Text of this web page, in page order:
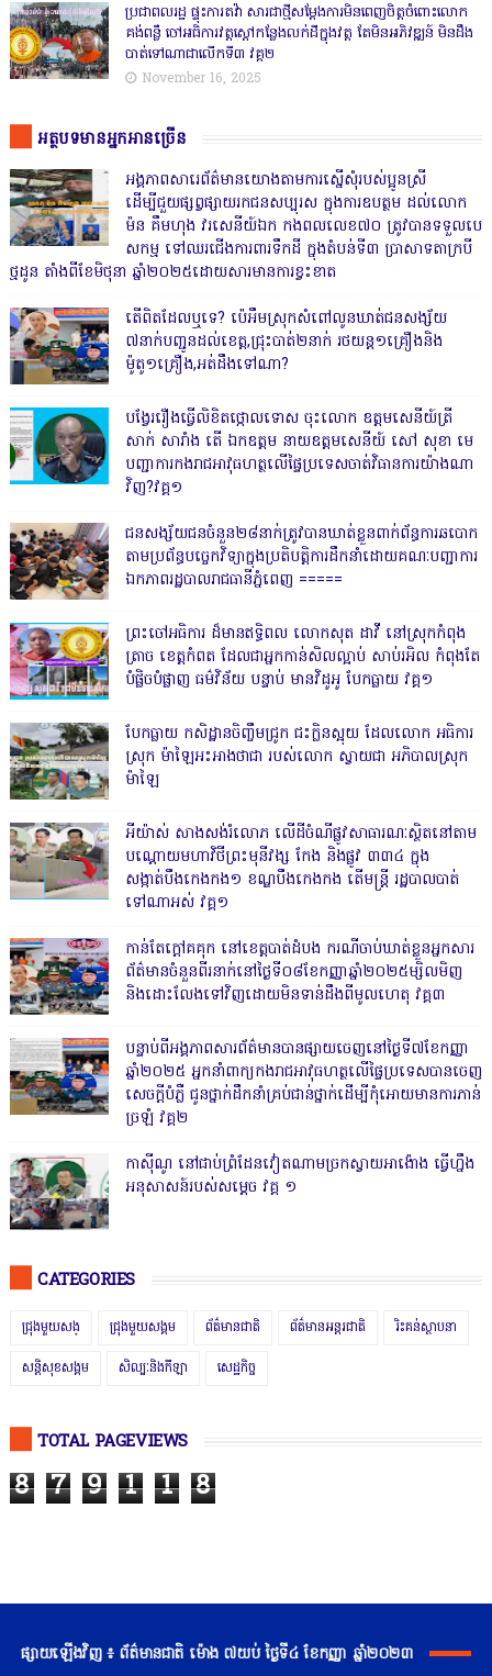
ប្រជាពលរដ្ឋ ផ្ទុះការតវ៉ា សារជាថ្មីសម្តែងការមិនពេញចិត្តចំពោះលោក
គង់ពន្លឺ ចៅអធិការវត្តស្ដៅកន្លែងលក់ដីក្នុងវត្ត តែមិនអភិវឌ្ឍន៍ មិនដឹង
បាត់ទៅណាជាលើកទី៣ វគ្គ២
November 16, 2025
អត្ថបទមានអ្នកអានច្រើន
អង្គភាពសារេព័ត៌មានយោងតាមការស្នើសុំរបស់ប្អូនស្រី
ដើម្បីជួយផ្សព្វផ្សាយរកជនសប្បុរស ក្នុងការឧបត្ថម ដល់លោក
ម៉ន គឹមហុង វរសេនីយ៍ឯក កងពលលេខ៧០ ត្រូវបានទទួលបេ
សកម្ម ទៅឈរជើងការពារទឹកដី ក្នុងតំបន់ទី៣ ប្រាសាទតាក្របី
ថ្មដូន តាំងពីខែមិថុនា ឆ្នាំ២០២៥ដោយសារមានការខ្វះខាត
តើពិតដែលឬទេ? ប៉េអឹមស្រុកសំពៅលូនឃាត់ជនសង្ស័យ
៧នាក់បញ្ជូនដល់ខេត្ត,ជ្រុះបាត់២នាក់ រថយន្ត១គ្រឿងនិង
ម៉ូតូ១គ្រឿង,អត់ដឹងទៅណា?
បង្វែររឿងធ្វើលិខិតថ្កោលទោស ចុះលោក ឧត្តមសេនីយ៍ត្រី
សាក់ សារាំង តើ ឯកឧត្តម នាយឧត្តមសេនីយ៍ សៅ សុខា មេ
បញ្ជាការកងរាជអាវុធហត្ថលើផ្ទៃប្រទេសចាត់វិធានការយ៉ាងណា
វិញ?វគ្គ១
ជនសង្ស័យជនចំនួន២៨នាក់ត្រូវបានឃាត់ខ្លួនពាក់ព័ន្ធការឆបោក
តាមប្រព័ន្ធបច្ចេកវិទ្យាក្នុងប្រតិបត្តិការដឹកនាំដោយគណៈបញ្ជាការ
ឯកភាពរដ្ឋបាលរាជធានីភ្នំពេញ ‎=====
ព្រះចៅអធិការ ដ៏មានឥទ្ធិពល លោកសុត ដាវី នៅស្រុកកំពុង
ត្រាច ខេត្តកំពត ដែលជាអ្នកកាន់សិលល្អាប់ សាប់រអិល កំពុងតែ
បំផ្លិចបំផ្លាញ ធម៌វិន័យ បន្ទាប់ មានវិដូអូ បែកធ្លាយ វគ្គ១
បែកធ្លាយ កសិដ្ឋានចិញ្ចឹមជ្រូក ជះក្លិនស្អុយ ដែលលោក អធិការ
ស្រុក ម៉ាឡៃអះអាងថាជា របស់លោក ស្វាយជា អភិបាលស្រុក
ម៉ាឡៃ
អីយ៉ាស់ សាងសង់រំលោភ លើដីចំណីផ្លូវសាធារណៈស្ថិតនៅតាម
បណ្ដោយមហាវិថីព្រះមុនីវង្ស កែង និងផ្លូវ ៣៣៤ ក្នុង
សង្កាត់បឹងកេងកង១ ខណ្ឌបឹងកេងកង តើមន្ត្រី រដ្ឋបាលបាត់
ទៅណាអស់ វគ្គ១
កាន់តែក្តៅគគុក នៅខេត្តបាត់ដំបង ករណីចាប់ឃាត់ខ្លួនអ្នកសារ
ព័ត៌មានចំនួនពីរនាក់នៅថ្ងៃទី០៨ខែកញ្ញាឆ្នាំ២០២៥ម្សិលមិញ
និងដោះលែងទៅវិញដោយមិនទាន់ដឹងពីមូលហេតុ វគ្គ៣
បន្ទាប់ពីអង្គភាពសារព័ត៌មានបានផ្សាយចេញនៅថ្ងៃទី៧ខែកញ្ញា
ឆ្នាំ២០២៥ អ្នកនាំពាក្យកងរាជអាវុធហត្ថលើផ្ទៃប្រទេសបានចេញ
សេចក្តីបំភ្លឺ ជូនថ្នាក់ដឹកនាំគ្រប់ជាន់ថ្នាក់ដើម្បីកុំអោយមានការភាន់
ច្រឡំ វគ្គ២
កាសុីណូ នៅជាប់ព្រំដែនវៀតណាមច្រកស្វាយអាង៉ោង ធ្វើហ្នឹង
អនុសាសន៍របស់សម្ដេច វគ្គ ១
CATEGORIES
ជ្រុងមួយសង្ ជ្រុងមួយសង្គម ព័ត៌មានជាតិ ព័ត៌មានអន្តរជាតិ រិះគន់ស្ថាបនា
សន្តិសុខសង្គម សិល្បៈនិងកីឡា សេដ្ឋកិច្ច
TOTAL PAGEVIEWS
8 7 9 1 1 8
ផ្សាយឡើងវិញ ៖ ព័ត៌មានជាតិ ម៉ោង ៧យប់ ថ្ងៃទី៤ ខែកញ្ញា ឆ្នាំ២០២៣